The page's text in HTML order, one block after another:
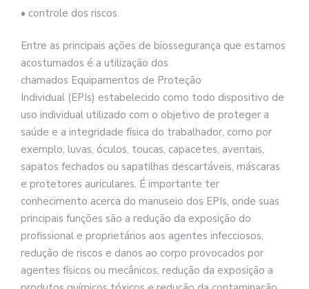
• controle dos riscos.
Entre as principais ações de biossegurança que estamos
acostumados é a utilização dos
chamados Equipamentos de Proteção
Individual (EPIs) estabelecido como todo dispositivo de
uso individual utilizado com o objetivo de proteger a
saúde e a integridade física do trabalhador, como por
exemplo, luvas, óculos, toucas, capacetes, aventais,
sapatos fechados ou sapatilhas descartáveis, máscaras
e protetores auriculares. É importante ter
conhecimento acerca do manuseio dos EPIs, onde suas
principais funções são a redução da exposição do
profissional e proprietários aos agentes infecciosos,
redução de riscos e danos ao corpo provocados por
agentes físicos ou mecânicos, redução da exposição a